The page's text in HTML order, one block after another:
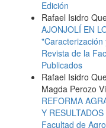
Edición
Rafael Isidro
AJONJOLÍ EN
Revista de la
Publicados
Rafael Isidro
Magda Perozo
REFORMA
Y
Facultad de